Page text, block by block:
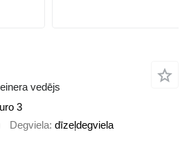
vedējs
3
Degviela dīzeļdegviela